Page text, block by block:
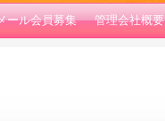
ール会員募集 管理会社概要